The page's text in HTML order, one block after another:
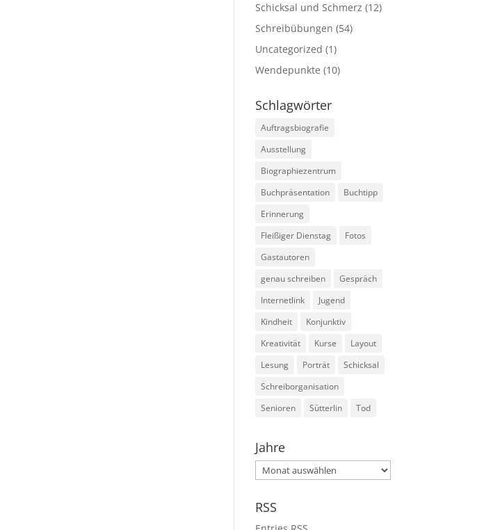
Schicksal und Schmerz (12)
Schreibübungen (54)
Uncategorized (1)
Wendepunkte (10)
Schlagwörter
Auftragsbiografie
Ausstellung
Biographiezentrum
Buchpräsentation
Buchtipp
Erinnerung
Fleißiger Dienstag
Fotos
Gastautoren
genau schreiben
Gespräch
Internetlink
Jugend
Kindheit
Konjunktiv
Kreativität
Kurse
Layout
Lesung
Porträt
Schicksal
Schreiborganisation
Senioren
Sütterlin Tod
Jahre
Jahre
RSS